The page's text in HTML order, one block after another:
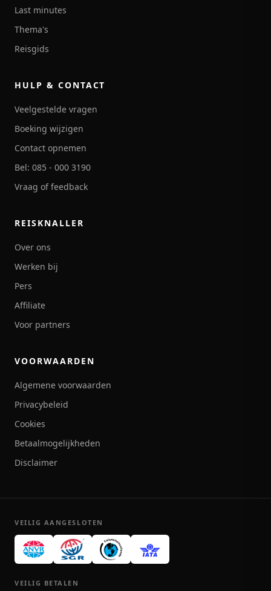
Last minutes
Thema's
Reisgids
HULP & CONTACT
Veelgestelde vragen
Boeking wijzigen
Contact opnemen
Bel: 085 - 000 3190
Vraag of feedback
REISKNALLER
Over ons
Werken bij
Pers
Affiliate
Voor partners
VOORWAARDEN
Algemene voorwaarden
Privacybeleid
Cookies
Betaalmogelijkheden
Disclaimer
VEILIG AANGESLOTEN
VEILIG BETALEN